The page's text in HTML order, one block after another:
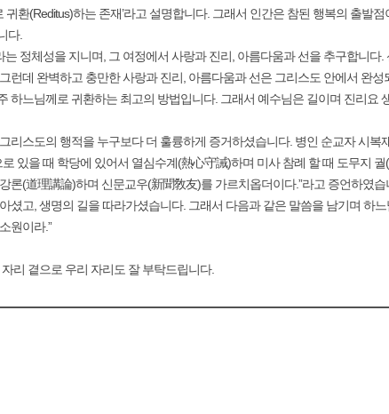
귀환(Reditus)하는 존재’라고 설명합니다. 그래서 인간은 참된 행복의 출발
다.
정체성을 지니며, 그 여정에서 사랑과 진리, 아름다움과 선을 추구합니
런데 완벽하고 충만한 사랑과 진리, 아름다움과 선은 그리스도 안에서 완
하느님께로 귀환하는 최고의 방법입니다. 그래서 예수님은 길이며 진리요
리스도의 행적을 누구보다 더 훌륭하게 증거하셨습니다. 병인 순교자 시복
있을 때 학당에 있어서 열심수계(熱心守誡)하며 미사 참례 할 때 도무지
론(道理講論)하며 신문교우(新聞敎友)를 가르치옵더이다.”라고 증언하였습
셨고, 생명의 길을 따라가셨습니다. 그래서 다음과 같은 말씀을 남기며 하
원이라.”
리 곁으로 우리 자리도 잘 부탁드립니다.